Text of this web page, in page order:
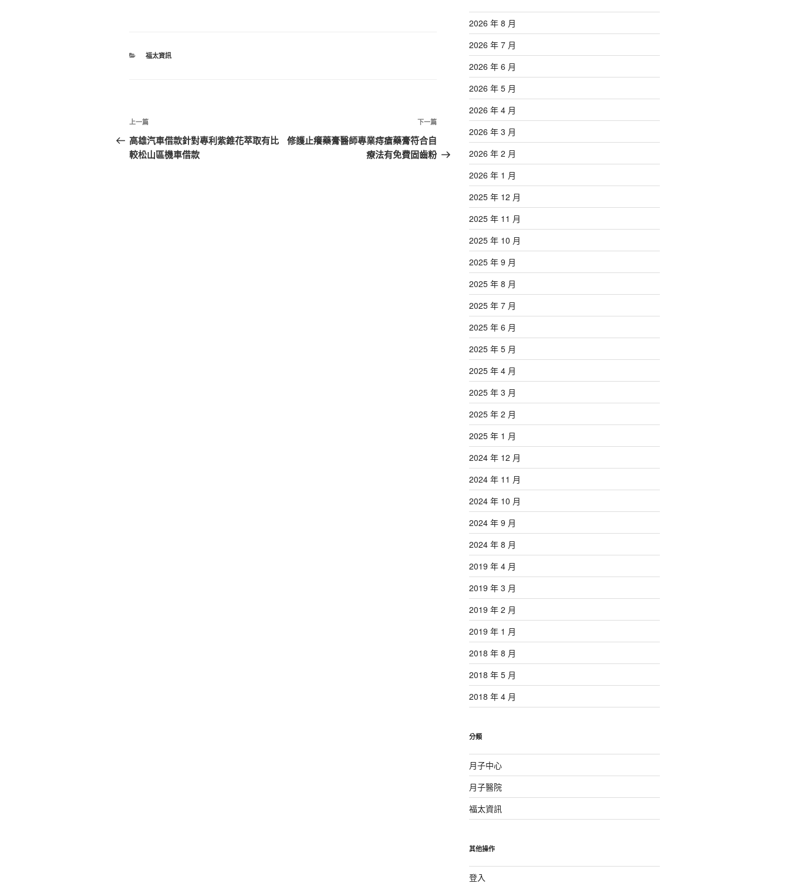
分
福太資訊
文
章
導
上
一
篇
上一篇
高雄汽車借款針對專利紫錐花萃取有比
較松山區機車借款
下
篇
下一篇
修護止癢藥膏醫師專業痔瘡藥膏符合自
療法有免費固齒粉
2026 年 8 月
2026 年 7 月
2026 年 6 月
2026 年 5 月
2026 年 4 月
2026 年 3 月
2026 年 2 月
2026 年 1 月
2025 年 12 月
2025 年 11 月
2025 年 10 月
2025 年 9 月
2025 年 8 月
2025 年 7 月
2025 年 6 月
2025 年 5 月
2025 年 4 月
2025 年 3 月
2025 年 2 月
2025 年 1 月
2024 年 12 月
2024 年 11 月
2024 年 10 月
2024 年 9 月
2024 年 8 月
2019 年 4 月
2019 年 3 月
2019 年 2 月
2019 年 1 月
2018 年 8 月
2018 年 5 月
2018 年 4 月
分類
月子中心
月子醫院
福太資訊
其他操作
登入